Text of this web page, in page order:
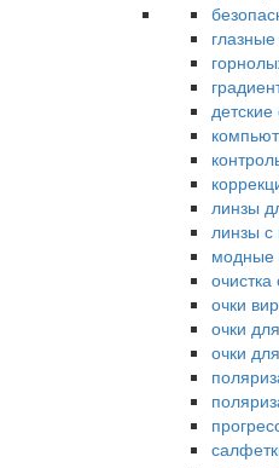
линзы
линзы с
модные
очки
очки
очки